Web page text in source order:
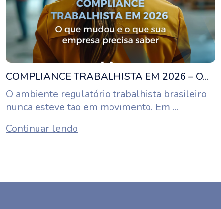
COMPLIANCE TRABALHISTA EM 2026 – O...
O ambiente regulatório trabalhista brasileiro
nunca esteve tão em movimento. Em ...
Continuar lendo